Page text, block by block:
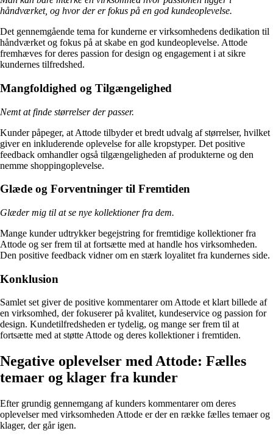
håndværket, og hvor der er fokus på en god kundeoplevelse.
Det gennemgående tema for kunderne er virksomhedens dedikation til
håndværket og fokus på at skabe en god kundeoplevelse. Attode
fremhæves for deres passion for design og engagement i at sikre
kundernes tilfredshed.
Mangfoldighed og Tilgængelighed
Nemt at finde størrelser der passer.
Kunder påpeger, at Attode tilbyder et bredt udvalg af størrelser, hvilket
giver en inkluderende oplevelse for alle kropstyper. Det positive
feedback omhandler også tilgængeligheden af produkterne og den
nemme shoppingoplevelse.
Glæde og Forventninger til Fremtiden
Glæder mig til at se nye kollektioner fra dem.
Mange kunder udtrykker begejstring for fremtidige kollektioner fra
Attode og ser frem til at fortsætte med at handle hos virksomheden.
Den positive feedback vidner om en stærk loyalitet fra kundernes side.
Konklusion
Samlet set giver de positive kommentarer om Attode et klart billede af
en virksomhed, der fokuserer på kvalitet, kundeservice og passion for
design. Kundetilfredsheden er tydelig, og mange ser frem til at
fortsætte med at støtte Attode og deres kollektioner i fremtiden.
Negative oplevelser med Attode: Fælles
temaer og klager fra kunder
Efter grundig gennemgang af kunders kommentarer om deres
oplevelser med virksomheden Attode er der en række fælles temaer og
klager, der går igen.